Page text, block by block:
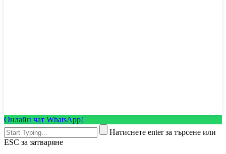
Онлайн чат WhatsApp!
Натиснете enter за търсене или
ESC за затваряне